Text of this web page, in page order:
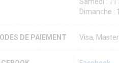
Dimanche :
DE PAIEMENT Visa,